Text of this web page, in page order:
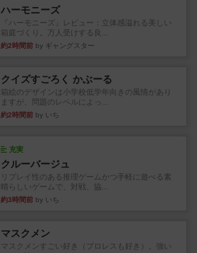
ハーモニーズ
『ハーモニーズ』レビュー：立体感溢れる美しい
箱庭づくり。万人受けする良...
約2時間前 by ギャングスター
クイズすごろく かぶーる
箱絵のデザインは小学校低学年向きの風情があり
ますが、問題のレベルによっ...
約2時間前 by いち
充実
クルーバージュ
リプレイ性のある推理ゲームかつ手軽に遊べる素
晴らしいゲームで、対戦、協...
約3時間前 by いち
マスクメン
マスクメンすごい好き（プロレスも好き）。強い